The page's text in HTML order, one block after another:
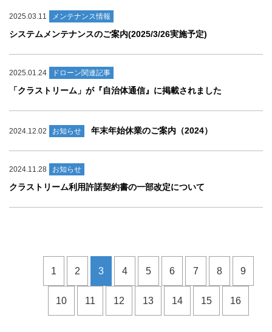
2025.03.11 メンテナンス情報
システムメンテナンスのご案内(2025/3/26実施予定)
2025.01.24 ドローン関連記事
「クラストリーム」が『自治体通信』に掲載されました
2024.12.02 お知らせ 年末年始休業のご案内（2024）
2024.11.28 お知らせ
クラストリーム利用許諾契約書の一部改定について
1 2 3 4 5 6 7 8 9
10 11 12 13 14 15 16